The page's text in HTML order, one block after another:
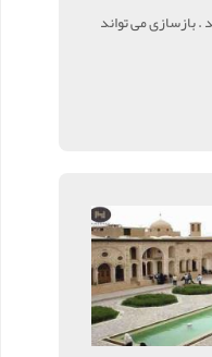
بازسازی می تواند